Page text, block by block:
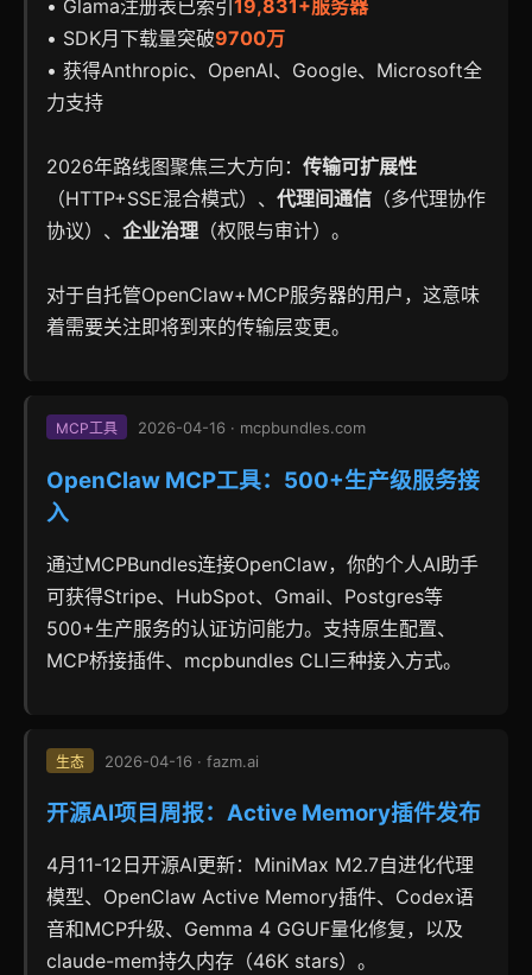
• Glama注册表已索引 19,831+服务器
• SDK月下载量突破9700万
• 获得Anthropic、OpenAI、Google、Microsoft全
力支持
2026年路线图聚焦三大方向： 传输可扩展性
（HTTP+SSE混合模式）、 代理间通信 （多代理协作
协议）、 企业治理 （权限与审计）。
对于自托管OpenClaw+MCP服务器的用户，这意味
着需要关注即将到来的传输层变更。
MCP工具 2026-04-16 · mcpbundles.com
OpenClaw MCP工具：500+生产级服务接
入
通过MCPBundles连接OpenClaw，你的个人AI助手
可获得Stripe、HubSpot、Gmail、Postgres等
500+生产服务的认证访问能力。支持原生配置、
MCP桥接插件、mcpbundles CLI三种接入方式。
生态 2026-04-16 · fazm.ai
开源AI项目周报：Active Memory插件发布
4月11-12日开源AI更新：MiniMax M2.7自进化代理
模型、OpenClaw Active Memory插件、Codex语
音和MCP升级、Gemma 4 GGUF量化修复，以及
claude-mem持久内存（46K stars）。